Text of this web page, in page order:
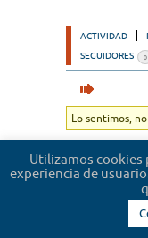
ACTIVIDAD
SEGUIDORES 0
Lo sentimos,
Utilizamos cookies
experiencia de